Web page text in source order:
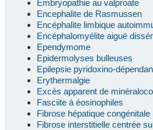
Embryopathie au valproate
Encephalite de Rasmussen
Encéphalite limbique
Encéphalomyélite aiguë
Ependymome
Epidermolyses bulleuses
Epilepsie pyridoxino-
Erythermalgie
Excès apparent de
Fasciite à éosinophiles
Fibrose hépatique congénitale
Fibrose interstitielle centrée